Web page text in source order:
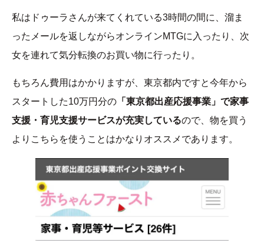
私はドゥーラさんが来てくれている3時間の間に、溜ま
ったメールを返しながらオンラインMTGに入ったり、次
女を連れて気分転換のお買い物に行ったり。
もちろん費用はかかりますが、東京都内ですと今年から
スタートした10万円分の 「東京都出産応援事業」で家事
支援・育児支援サービスが充実しているので、物を買う
よりこちらを使うことはかなりオススメであります。